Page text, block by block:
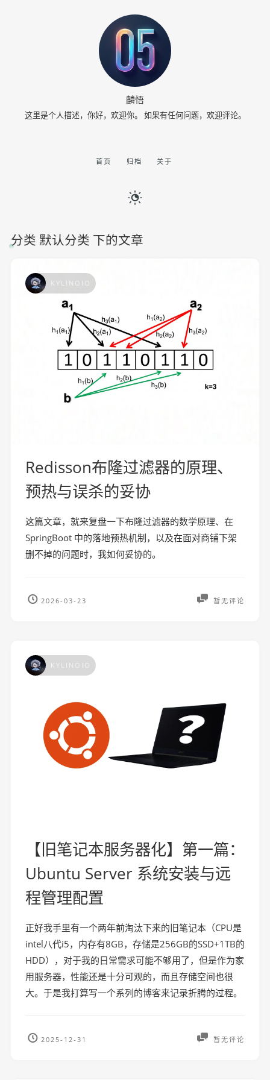
麟悟
这里是个人描述，你好，欢迎你。 如果有任何问题，欢迎评论。
首页 归档 关于
分类 默认分类 下的文章
KYLINOIO
Redisson布隆过滤器的原理、
预热与误杀的妥协
这篇文章，就来复盘一下布隆过滤器的数学原理、在
SpringBoot 中的落地预热机制，以及在面对商铺下架
删不掉的问题时，我如何妥协的。
2026-03-23 暂无评论
KYLINOIO
【旧笔记本服务器化】第一篇：
Ubuntu Server 系统安装与远
程管理配置
正好我手里有一个两年前淘汰下来的旧笔记本（CPU是
intel八代i5，内存有8GB，存储是256GB的SSD+1TB的
HDD），对于我的日常需求可能不够用了，但是作为家
用服务器，性能还是十分可观的，而且存储空间也很
大。于是我打算写一个系列的博客来记录折腾的过程。
2025-12-31 暂无评论